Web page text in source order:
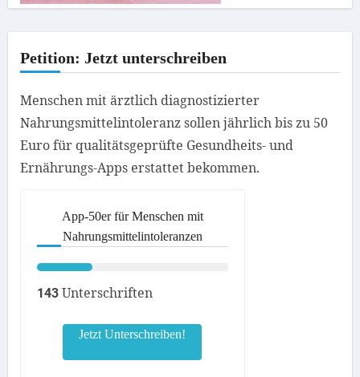
Petition: Jetzt unterschreiben
Menschen mit ärztlich diagnostizierter
Nahrungsmittelintoleranz sollen jährlich bis zu 50
Euro für qualitätsgeprüfte Gesundheits- und
Ernährungs-Apps erstattet bekommen.
App-50er für Menschen mit
Nahrungsmittelintoleranzen
143Unterschriften
Jetzt Unterschreiben!